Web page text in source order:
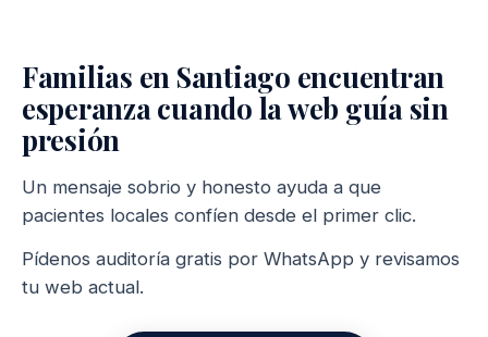
Familias en Santiago encuentran
esperanza cuando la web guía sin
presión
Un mensaje sobrio y honesto ayuda a que
pacientes locales confíen desde el primer clic.
Pídenos auditoría gratis por WhatsApp y revisamos
tu web actual.